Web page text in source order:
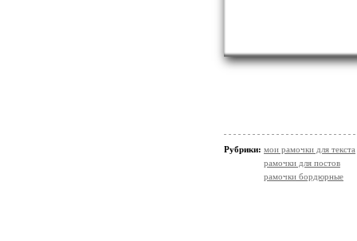
Рубрики: мои рамочки для текста
рамочки для постов
рамочки бордюрные